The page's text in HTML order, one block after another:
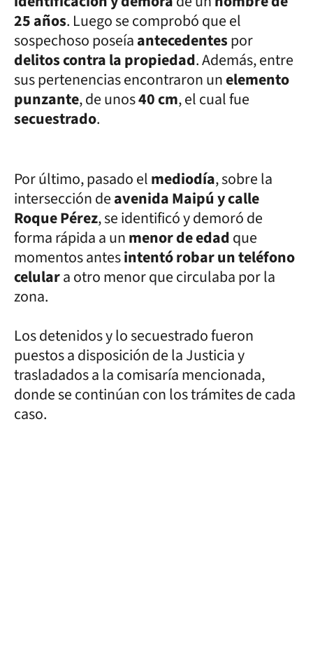
25 años. Luego se comprobó que el
sospechoso poseíaantecedentespor
delitos contra la propiedad. Además, entre
sus pertenencias encontraron unelemento
punzante, de unos40 cm, el cual fue
secuestrado.
Por último, pasado elmediodía, sobre la
intersección deavenida Maipú y calle
Roque Pérez, se identificó y demoró de
forma rápida a unmenor de edadque
momentos antesintentó robar un teléfono
celulara otro menor que circulaba por la
zona.
Los detenidos y lo secuestrado fueron
puestos a disposición de la Justicia y
trasladados a la comisaría mencionada,
donde se continúan con los trámites de cada
caso.